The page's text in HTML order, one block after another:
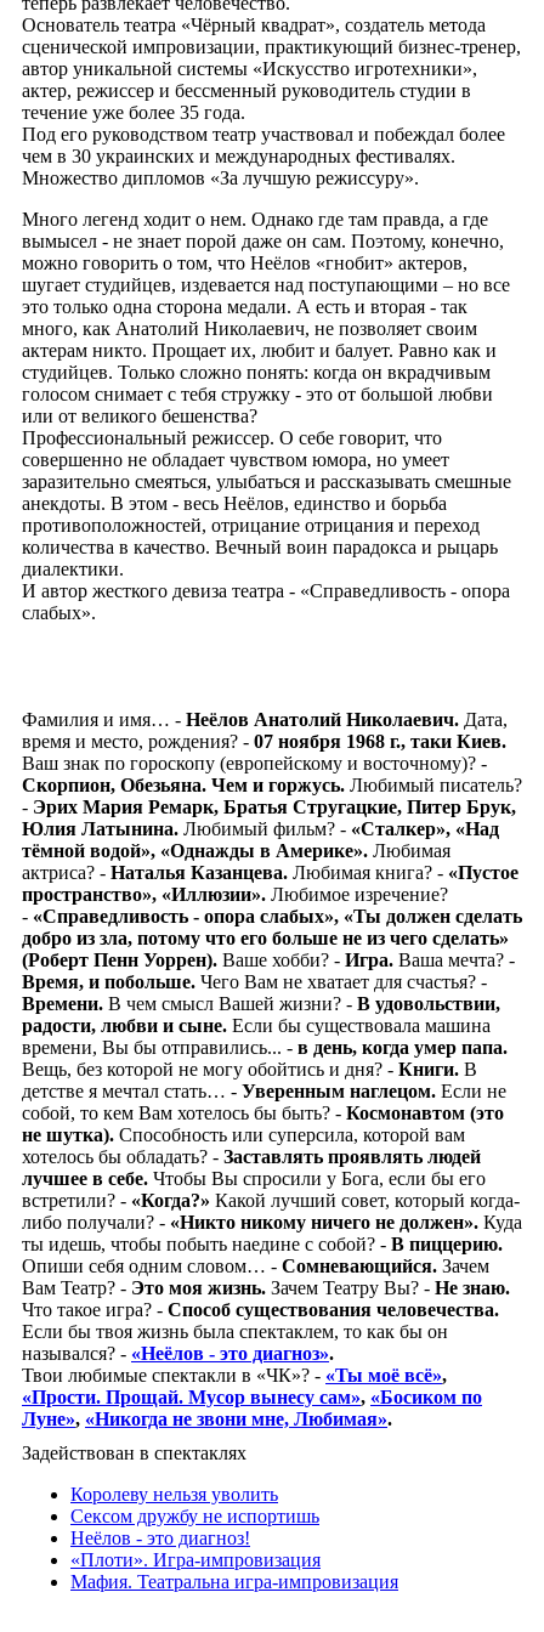
Основатель театра «Чёрный квадрат», создатель метода
сценической импровизации, практикующий бизнес-тренер,
автор уникальной системы «Искусство игротехники»,
актер, режиссер и бессменный руководитель студии в
течение уже более 35 года.
Под его руководством театр участвовал и побеждал более
чем в 30 украинских и международных фестивалях.
Множество дипломов «За лучшую режиссуру».
Много легенд ходит о нем. Однако где там правда, а где
вымысел - не знает порой даже он сам. Поэтому, конечно,
можно говорить о том, что Неёлов «гнобит» актеров,
шугает студийцев, издевается над поступающими – но все
это только одна сторона медали. А есть и вторая - так
много, как Анатолий Николаевич, не позволяет своим
актерам никто. Прощает их, любит и балует. Равно как и
студийцев. Только сложно понять: когда он вкрадчивым
голосом снимает с тебя стружку - это от большой любви
или от великого бешенства?
Профессиональный режиссер. О себе говорит, что
совершенно не обладает чувством юмора, но умеет
заразительно смеяться, улыбаться и рассказывать смешные
анекдоты. В этом - весь Неёлов, единство и борьба
противоположностей, отрицание отрицания и переход
количества в качество. Вечный воин парадокса и рыцарь
диалектики.
И автор жесткого девиза театра - «Справедливость - опора
слабых».
Фамилия и имя… - Неёлов Анатолий Николаевич. Дата,
время и место, рождения? - 07 ноября 1968 г., таки Киев.
Ваш знак по гороскопу (европейскому и восточному)? -
Скорпион, Обезьяна. Чем и горжусь. Любимый писатель?
- Эрих Мария Ремарк, Братья Стругацкие, Питер Брук,
Юлия Латынина. Любимый фильм? - «Сталкер», «Над
тёмной водой», «Однажды в Америке». Любимая
актриса? - Наталья Казанцева. Любимая книга? - «Пустое
пространство», «Иллюзии». Любимое изречение?
- «Справедливость - опора слабых», «Ты должен сделать
добро из зла, потому что его больше не из чего сделать»
(Роберт Пенн Уоррен). Ваше хобби? - Игра. Ваша мечта? -
Время, и побольше. Чего Вам не хватает для счастья? -
Времени. В чем смысл Вашей жизни? - В удовольствии,
радости, любви и сыне. Если бы существовала машина
времени, Вы бы отправились... - в день, когда умер папа.
Вещь, без которой не могу обойтись и дня? - Книги. В
детстве я мечтал стать… - Уверенным наглецом. Если не
собой, то кем Вам хотелось бы быть? - Космонавтом (это
не шутка). Способность или суперсила, которой вам
хотелось бы обладать? - Заставлять проявлять людей
лучшее в себе. Чтобы Вы спросили у Бога, если бы его
встретили? - «Когда?» Какой лучший совет, который когда-
либо получали? - «Никто никому ничего не должен». Куда
ты идешь, чтобы побыть наедине с собой? - В пиццерию.
Опиши себя одним словом… - Сомневающийся. Зачем
Вам Театр? - Это моя жизнь. Зачем Театру Вы? - Не знаю.
Что такое игра? - Способ существования человечества.
Если бы твоя жизнь была спектаклем, то как бы он
назывался? - «Неёлов - это диагноз».
Твои любимые спектакли в «ЧК»? - «Ты моё всё»,
«Прости. Прощай. Мусор вынесу сам», «Босиком по
Луне», «Никогда не звони мне, Любимая».
Задействован в спектаклях
Королеву нельзя уволить
Сексом дружбу не испортишь
Неёлов - это диагноз!
«Плоти». Игра-импровизация
Мафия. Театральна игра-импровизация